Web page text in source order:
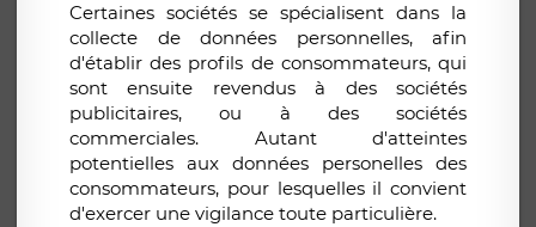
Certaines sociétés se spécialisent dans la
collecte de données personnelles, afin
d'établir des profils de consommateurs, qui
sont ensuite revendus à des sociétés
publicitaires, ou à des sociétés
commerciales. Autant d'atteintes
potentielles aux données personelles des
consommateurs, pour lesquelles il convient
d'exercer une vigilance toute particulière.